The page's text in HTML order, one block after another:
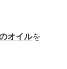
オイル